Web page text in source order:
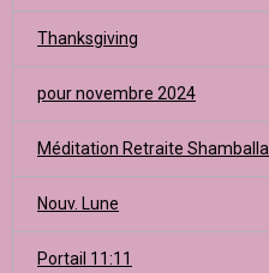
Thanksgiving
pour novembre 2024
Méditation Retraite Shamballa
Nouv. Lune
Portail 11:11